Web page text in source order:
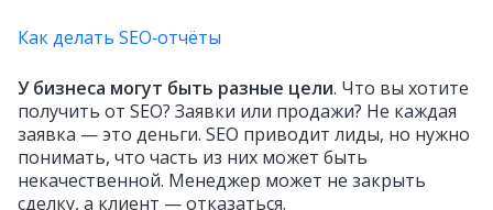
Как делать SEO‑отчёты
У бизнеса могут быть разные цели. Что вы хотите
получить от SEO? Заявки или продажи? Не каждая
заявка — это деньги. SEO приводит лиды, но нужно
понимать, что часть из них может быть
некачественной. Менеджер может не закрыть
сделку, а клиент — отказаться.